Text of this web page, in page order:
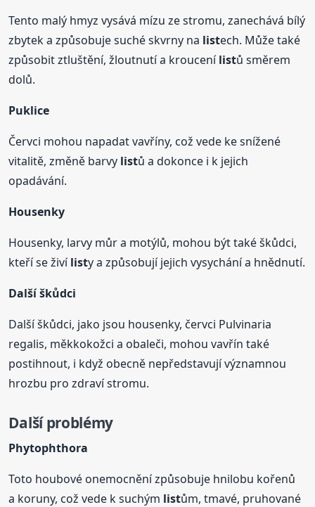
Tento malý hmyz vysává mízu ze stromu, zanechává bílý
zbytek a způsobuje suché skvrny na listech. Může také
způsobit ztluštění, žloutnutí a kroucenílistů směrem
dolů.
Puklice
Červci mohou napadat vavříny, což vede ke snížené
vitalitě, změně barvy listů a dokonce i k jejich
opadávání.
Housenky
Housenky, larvy můr a motýlů, mohou být také škůdci,
kteří se živílisty a způsobují jejich vysychání a hnědnutí.
Další škůdci
Další škůdci, jako jsou housenky, červci Pulvinaria
regalis, měkkokožci a obaleči, mohou vavřín také
postihnout, i když obecně nepředstavují významnou
hrozbu pro zdraví stromu.
Další problémy
Phytophthora
Toto houbové onemocnění způsobuje hnilobu kořenů
a koruny, což vede k suchým listům, tmavé, pruhované